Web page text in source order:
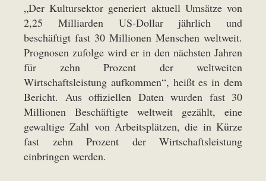
„Der Kultursektor generiert aktuell Umsätze von
2,25 Milliarden US-Dollar jährlich und
beschäftigt fast 30 Millionen Menschen weltweit.
Prognosen zufolge wird er in den nächsten Jahren
für zehn Prozent der weltweiten
Wirtschaftsleistung aufkommen“, heißt es in dem
Bericht. Aus offiziellen Daten wurden fast 30
Millionen Beschäftigte weltweit gezählt, eine
gewaltige Zahl von Arbeitsplätzen, die in Kürze
fast zehn Prozent der Wirtschaftsleistung
einbringen werden.